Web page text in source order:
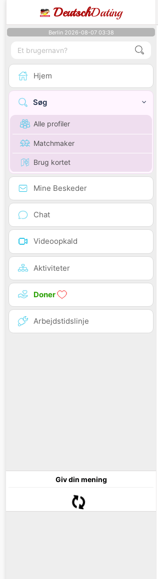
DeutschDating
Berlin 2026-08-07 03:38
Hjem
Søg
Alle profiler
Matchmaker
Brug kortet
Mine Beskeder
Chat
Videoopkald
Aktiviteter
Doner
Arbejdstidslinje
Giv din mening